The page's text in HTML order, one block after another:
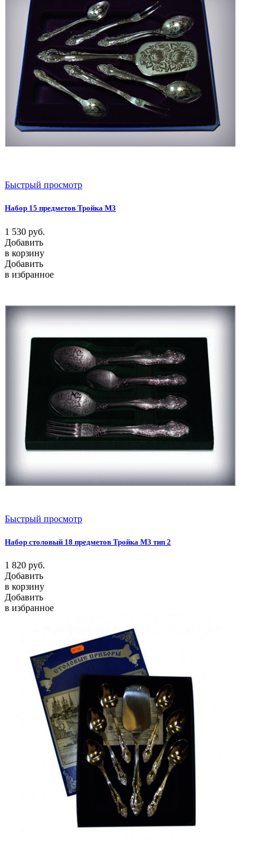
Быстрый просмотр
Набор 15 предметов Тройка М3
1 530 руб.
Добавить
в корзину
Добавить
в избранное
Быстрый просмотр
Набор столовый 18 предметов Тройка М3 тип 2
1 820 руб.
Добавить
в корзину
Добавить
в избранное